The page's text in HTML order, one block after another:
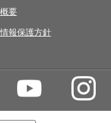
要
報保護方針